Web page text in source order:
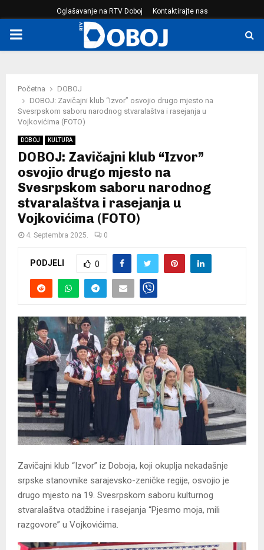
Oglašavanje na RTV Doboj Kontaktirajte nas
PRIMARY
Početna
DOBOJ
DOBOJ: Zavičajni klub “Izvor” osvojio drugo mjesto na
Svesrpskom saboru narodnog stvaralaštva i rasejanja u
Vojkovićima (FOTO)
DOBOJ KULTURA
DOBOJ: Zavičajni klub “Izvor”
osvojio drugo mjesto na
Svesrpskom saboru narodnog
stvaralaštva i rasejanja u
Vojkovićima (FOTO)
4. Septembra 2025. 0
PODJELI 0
Zavičajni klub “Izvor” iz Doboja, koji okuplja nekadašnje
srpske stanovnike sarajevsko-zeničke regije, osvojio je
drugo mjesto na 19. Svesrpskom saboru kulturnog
stvaralaštva otadžbine i rasejanja “Pjesmo moja, mili
razgovore” u Vojkovićima.